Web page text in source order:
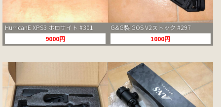
HurricanE XPS3 ホロサイト #301
9000円
G&G製 GOS V2ストック #297
1000円